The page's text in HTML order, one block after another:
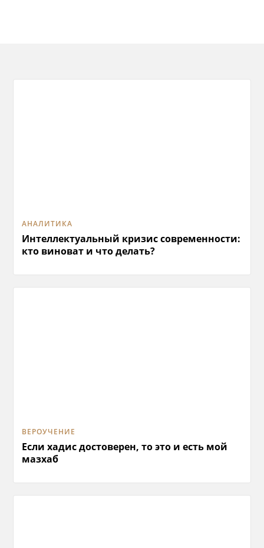
АНАЛИТИКА
Интеллектуальный кризис современности:
кто виноват и что делать?
ВЕРОУЧЕНИЕ
Если хадис достоверен, то это и есть мой
мазхаб